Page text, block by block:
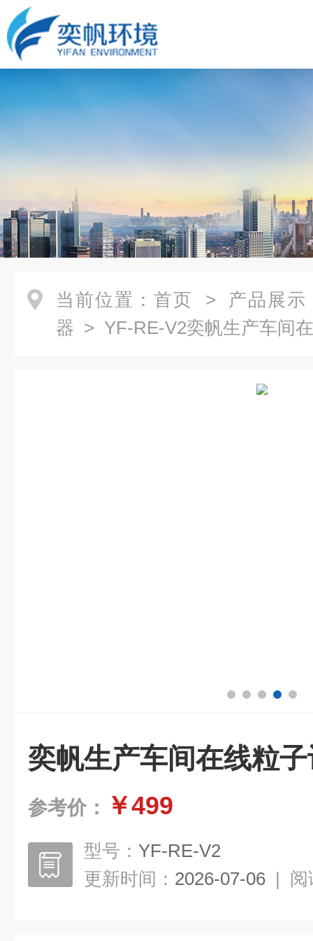
当前位置： 首页 > 产品展示
器 > YF-RE-V2奕帆生产车间
奕帆生产车间在线粒
参考价： ￥499
型号： YF-RE-V2
更新时间： 2026-07-06 | 阅